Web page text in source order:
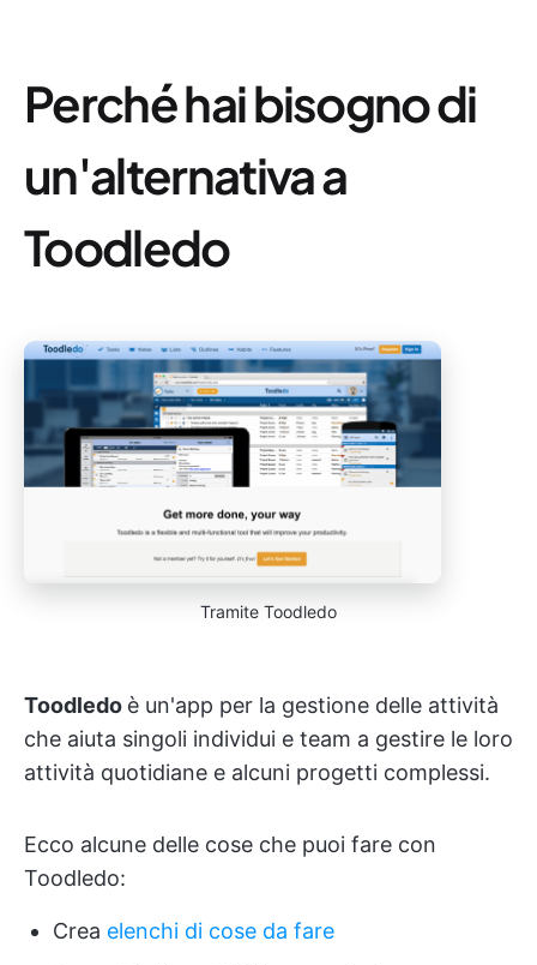
Perché hai bisogno di
un'alternativa a
Toodledo
Tramite Toodledo
Toodledo è un'app per la gestione delle attività
che aiuta singoli individui e team a gestire le loro
attività quotidiane e alcuni progetti complessi.
Ecco alcune delle cose che puoi fare con
Toodledo:
Crea elenchi di cose da fare